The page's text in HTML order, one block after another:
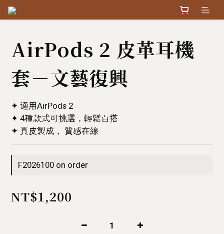
AirPods 2 皮革耳機
套－文藝復興
✦ 適用AirPods 2
✦ 4種款式可挑選，輕鬆百搭
✦ 真皮製成， 質感在線
F2026100 on order
NT$1,200